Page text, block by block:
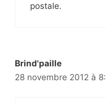
postale.
Brind'paille
28 novembre 2012 à